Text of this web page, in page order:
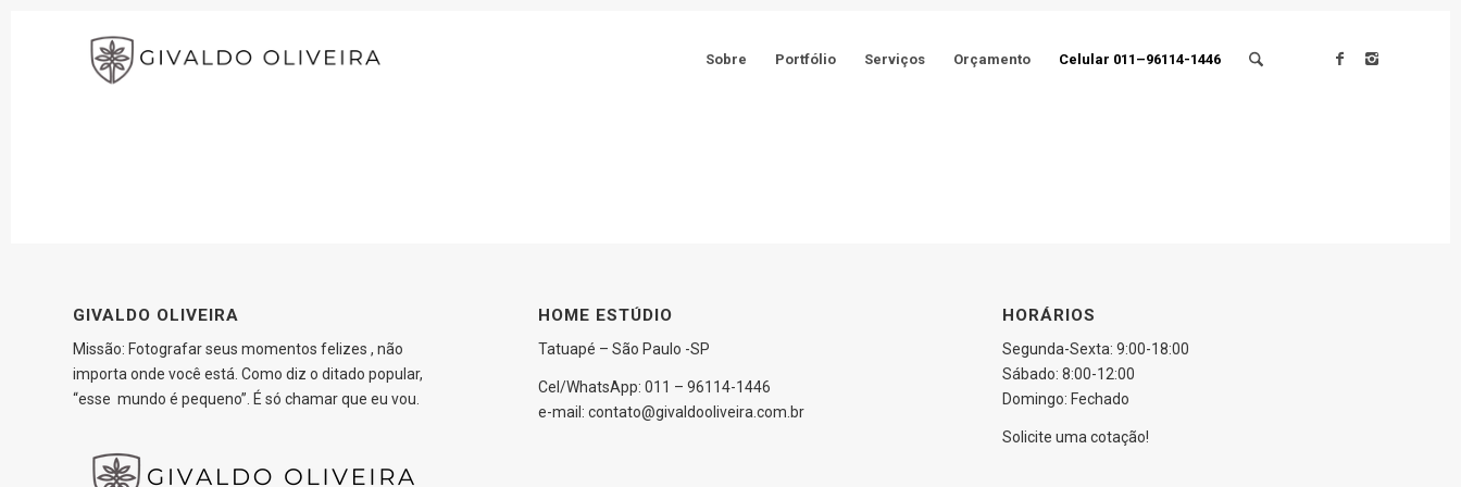
Sobre Portfólio Serviços Orçamento Celular 011–96114-1446
GIVALDO OLIVEIRA
Missão: Fotografar seus momentos felizes , não
importa onde você está. Como diz o ditado popular,
“esse mundo é pequeno”. É só chamar que eu vou.
HOME ESTÚDIO
Tatuapé – São Paulo -SP
Cel/WhatsApp: 011 – 96114-1446
e-mail: contato@givaldooliveira.com.br
HORÁRIOS
Segunda-Sexta: 9:00-18:00
Sábado: 8:00-12:00
Domingo: Fechado
Solicite uma cotação!